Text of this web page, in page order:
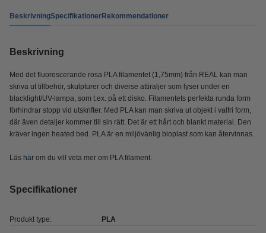
BeskrivningSpecifikationerRekommendationer
Beskrivning
Med det fluorescerande rosa PLA filamentet (1,75mm) från REAL kan man
skriva ut tillbehör, skulpturer och diverse attiraljer som lyser under en
blacklight/UV-lampa, som t.ex. på ett disko. Filamentets perfekta runda form
förhindrar stopp vid utskrifter. Med PLA kan man skriva ut objekt i valfri form,
där även detaljer kommer till sin rätt. Det är ett hårt och blankt material. Den
kräver ingen heated bed. PLA är en miljövänlig bioplast som kan återvinnas.
Läs här om du vill veta mer om PLA filament.
Specifikationer
Produkt type: PLA